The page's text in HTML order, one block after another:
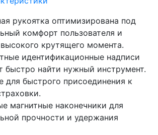
рукоятка оптимизирована под
комфорт пользователя и
крутящего момента.
идентификационные надписи
быстро найти нужный инструмент.
для быстрого присоединения к
магнитные наконечники для
прочности и удержания